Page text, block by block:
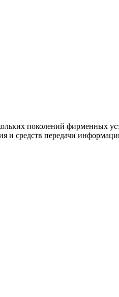
поколений фирменных
и средств передачи